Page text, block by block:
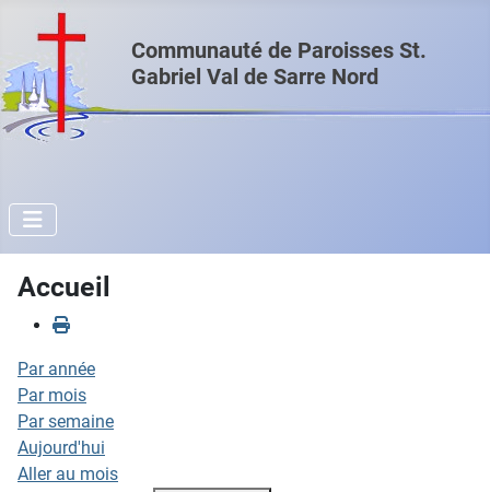
Communauté de Paroisses St.
Gabriel Val de Sarre Nord
Accueil
Par année
Par mois
Par semaine
Aujourd'hui
Aller au mois